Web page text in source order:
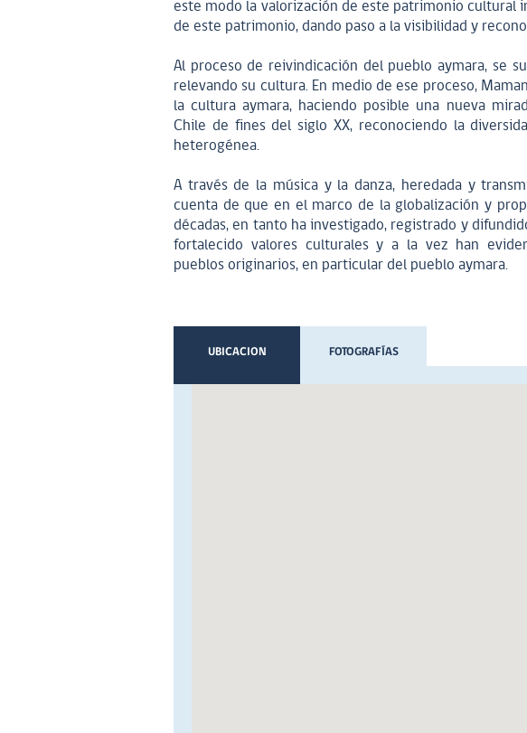
este modo la valorización de este patrimonio cultural
de este patrimonio, dando paso a la visibilidad y
Al proceso de reivindicación del pueblo aymara, se
relevando su cultura. En medio de ese proceso,
la cultura aymara, haciendo posible una nueva
Chile de fines del siglo XX, reconociendo la
heterogénea.
A través de la música y la danza, heredada y
cuenta de que en el marco de la globalización y
décadas, en tanto ha investigado, registrado y
fortalecido valores culturales y a la vez han
pueblos originarios, en particular del pueblo aymara.
UBICACION FOTOGRAFÍAS